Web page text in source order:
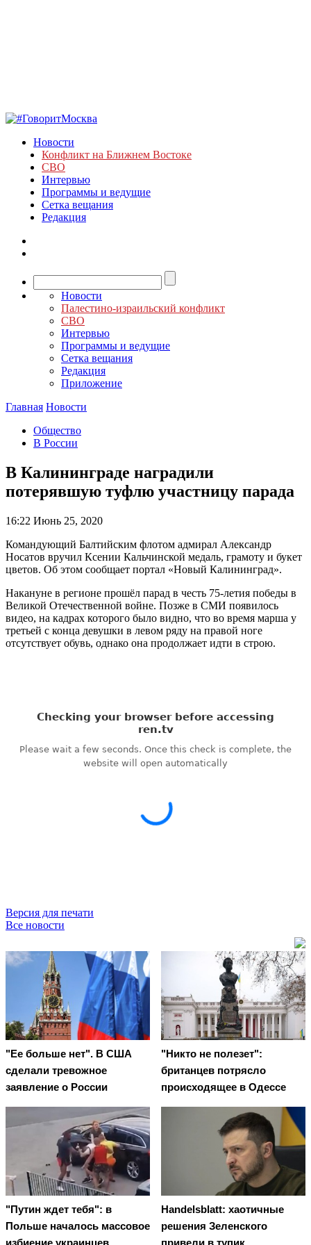
Новости
Конфликт на Ближнем Востоке
СВО
Интервью
Программы и ведущие
Сетка вещания
Редакция
Новости
Палестино-израильский конфликт
СВО
Интервью
Программы и ведущие
Сетка вещания
Редакция
Приложение
Главная Новости
Общество
В России
В Калининграде наградили
потерявшую туфлю участницу парада
16:22 Июнь 25, 2020
Командующий Балтийским флотом адмирал Александр
Носатов вручил Ксении Кальчинской медаль, грамоту и букет
цветов. Об этом сообщает портал «Новый Калининград».
Накануне в регионе прошёл парад в честь 75-летия победы в
Великой Отечественной войне. Позже в СМИ появилось
видео, на кадрах которого было видно, что во время марша у
третьей с конца девушки в левом ряду на правой ноге
отсутствует обувь, однако она продолжает идти в строю.
Версия для печати
Все новости
"Ее больше нет". В США
сделали тревожное
заявление о России
"Никто не полезет":
британцев потрясло
происходящее в Одессе
"Путин ждет тебя": в
Польше началось массовое
Handelsblatt: хаотичные
решения Зеленского